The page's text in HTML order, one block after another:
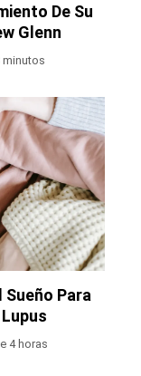
De Su
Glenn
minutos
Para
4 horas